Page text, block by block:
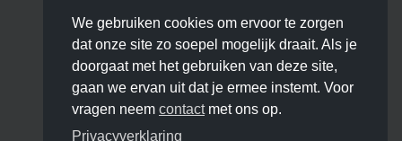
We gebruiken cookies om ervoor te zorgen
dat onze site zo soepel mogelijk draait. Als je
doorgaat met het gebruiken van deze site,
gaan we ervan uit dat je ermee instemt. Voor
vragen neem contactmet ons op.
Privacyverklaring